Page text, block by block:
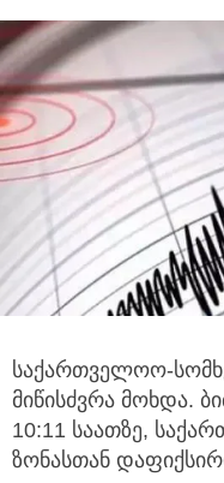
საქართველოო-
მიწისძვრა მოხდა.
10:11 საათზე,
ზონასთან